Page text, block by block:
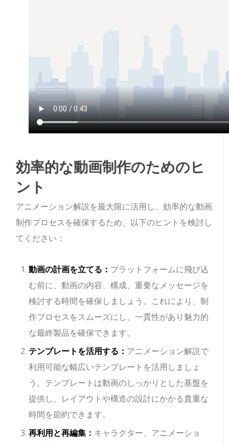
効率的な動画制作のためのヒ
ント
アニメーション解説を最大限に活用し、効率的な動画
制作プロセスを確保するため、以下のヒントを検討し
てください：
動画の計画を立てる： プラットフォームに飛び込
む前に、動画の内容、構成、重要なメッセージを
検討する時間を確保しましょう。これにより、制
作プロセスをスムーズにし、一貫性があり魅力的
な最終製品を確保できます。
テンプレートを活用する： アニメーション解説で
利用可能な幅広いテンプレートを活用しましょ
う。テンプレートは動画のしっかりとした基盤を
提供し、レイアウトや構造の設計にかかる貴重な
時間を節約できます。
再利用と再編集： キャラクター、アニメーショ